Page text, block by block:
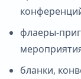
флаеры-
бланки,